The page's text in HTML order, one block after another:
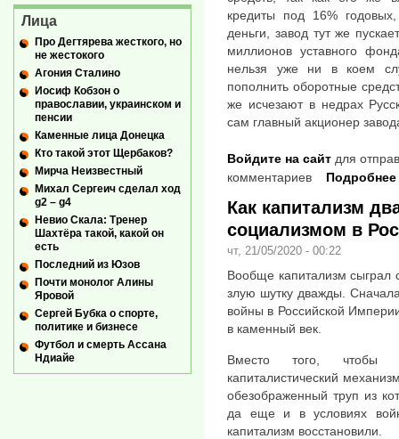
кредиты под 16%
деньги, завод тут же
миллионов уставного
нельзя уже ни в коем
пополнить оборотные
же исчезают в недрах
сам главный акционер
Войдите на сайт для
комментариев
Подробнее
Как капитализм
социализмом в
чт, 21/05/2020 - 00:22
Вообще капитализм сыграл
злую шутку дважды.
войны в Российской
в каменный век.
Вместо того, чтобы
капиталистический
обезображенный труп из
да еще и в условиях
капитализм восстановили.
Лица
Про Дегтярева жесткого, но
не жестокого
Агония Сталино
Иосиф Кобзон о
православии, украинском и
пенсии
Каменные лица Донецка
Кто такой этот Щербаков?
Мирча Неизвестный
Михал Сергеич сделал ход
g2 – g4
Невио Скала: Тренер
Шахтёра такой, какой он
есть
Последний из Юзов
Почти монолог Алины
Яровой
Сергей Бубка о спорте,
политике и бизнесе
Футбол и смерть Ассана
Ндиайе